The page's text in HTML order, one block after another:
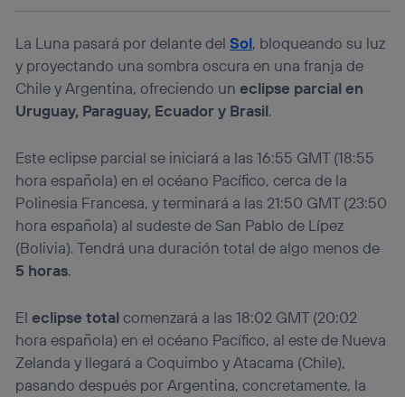
La Luna pasará por delante delSol, bloqueando su luz
y proyectando una sombra oscura en una franja de
Chile y Argentina, ofreciendo uneclipse parcial en
Uruguay, Paraguay, Ecuador y Brasil.
Este eclipse parcial se iniciará a las 16:55 GMT (18:55
hora española) en el océano Pacífico, cerca de la
Polinesia Francesa, y terminará a las 21:50 GMT (23:50
hora española) al sudeste de San Pablo de Lípez
(Bolivia). Tendrá una duración total de algo menos de
5 horas.
Eleclipse totalcomenzará a las 18:02 GMT (20:02
hora española) en el océano Pacífico, al este de Nueva
Zelanda y llegará a Coquimbo y Atacama (Chile),
pasando después por Argentina, concretamente, la
identificador. Típicamente:
el marketing o análisis se realizará en función de las
actividades de navegación de los miembros del hogar
que hayan dado su consentimiento.
Si utilizasdatos móviles, el marketing será más
personalizado, ya que se basará únicamente en la
Puedes gestionar los consentimientos Utiq seleccionando
“Administrar Utiq” en la parte inferior de esta página web o
visitando el portal de privacidad de Utiq
(“consenthub”). Para más información, consulta
la política de privacidad de Utiq.